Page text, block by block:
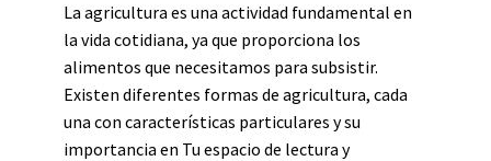
La agricultura es una actividad fundamental en
la vida cotidiana, ya que proporciona los
alimentos que necesitamos para subsistir.
Existen diferentes formas de agricultura, cada
una con características particulares y su
importancia en Tu espacio de lectura y